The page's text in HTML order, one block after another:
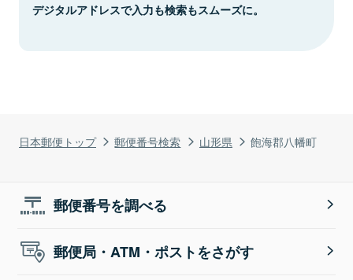
日本郵便トップ 郵便番号検索 山形県 飽海郡八幡町
デジタルアドレスで入力も検索もスムーズに。
郵便番号を調べる
郵便局・ATM・ポストをさがす